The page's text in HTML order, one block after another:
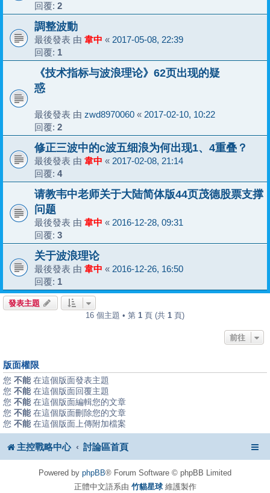
回覆: 2
調整波動
最後發表 由 韋中 « 2017-05-08, 22:39
回覆: 1
《技术指标与波浪理论》62页出现的疑
惑
最後發表 由 zwd8970060 « 2017-02-10, 10:22
回覆: 2
修正三波中的c波五细浪为何出现1、4重叠？
最後發表 由 韋中 « 2017-02-08, 21:14
回覆: 4
请教韦中老师关于大陆简体版44页茂德股票支撑
问题
最後發表 由 韋中 « 2016-12-28, 09:31
回覆: 3
关于波浪理论
最後發表 由 韋中 « 2016-12-26, 16:50
回覆: 1
發表主題
16 個主題 • 第 1 頁 (共 1 頁)
前往
版面權限
您 不能在這個版面發表主題
您 不能在這個版面回覆主題
您 不能在這個版面編輯您的文章
您 不能在這個版面刪除您的文章
您 不能在這個版面上傳附加檔案
主控戰略中心 討論區首頁
Powered by phpBB® Forum Software © phpBB Limited
正體中文語系由 竹貓星球維護製作